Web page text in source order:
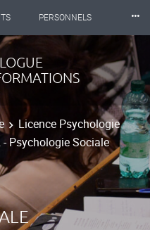
PERSONNELS
BIBLIOTHÈQUES
⸱⸱⸱
Licence Psychologie
Psychologie Sociale